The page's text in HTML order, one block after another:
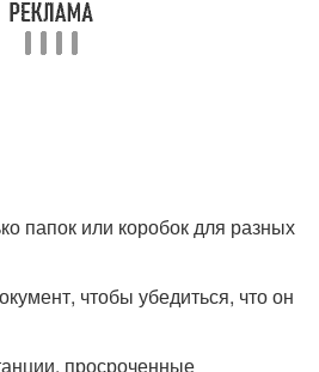
папок или коробок для разных
чтобы убедиться, что он
просроченные